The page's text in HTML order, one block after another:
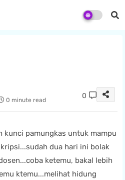
0 minute read
0
kunci pamungkas untuk mampu
dua hari ini bolak
ketemu, bakal lebih
ktemu...melihat hidung